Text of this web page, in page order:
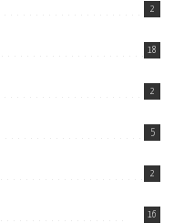
2
18
2
5
2
16